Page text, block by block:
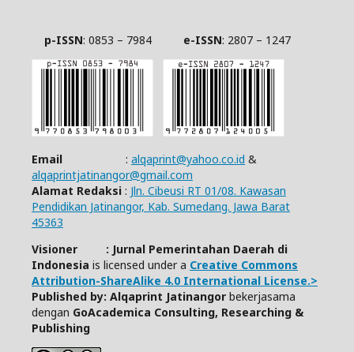
p-ISSN: 0853 – 7984 e-ISSN: 2807 – 1247
Email : alqaprint@yahoo.co.id &
alqaprintjatinangor@gmail.com
Alamat Redaksi : Jln. Cibeusi RT 01/08. Kawasan
Pendidikan Jatinangor, Kab. Sumedang. Jawa Barat
45363
Visioner : Jurnal Pemerintahan Daerah di
Indonesia is licensed under a Creative Commons
Attribution-ShareAlike 4.0 International License.>
Published by: Alqaprint Jatinangor bekerjasama
dengan GoAcademica Consulting, Researching &
Publishing